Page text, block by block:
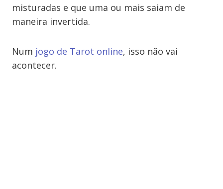
misturadas e que uma ou mais saiam de
maneira invertida.
Num jogo de Tarot online, isso não vai
acontecer.